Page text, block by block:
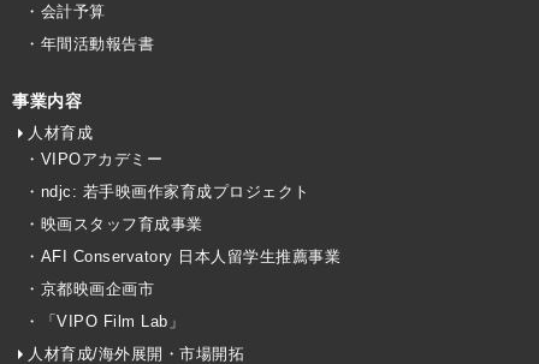
・会計予算
・年間活動報告書
事業内容
人材育成
・VIPOアカデミー
・ndjc: 若手映画作家育成プロジェクト
・映画スタッフ育成事業
・AFI Conservatory 日本人留学生推薦事業
・京都映画企画市
・「VIPO Film Lab」
人材育成/海外展開・市場開拓